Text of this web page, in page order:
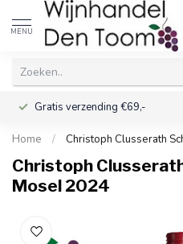
MENU
Gratis verzending €69,-
Home / Christoph Clusserath
Christoph
Mosel 2024